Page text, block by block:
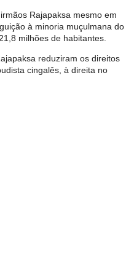
Rajapaksa mesmo em
à minoria muçulmana do
milhões de habitantes.
reduziram os direitos
cingalês, à direita no